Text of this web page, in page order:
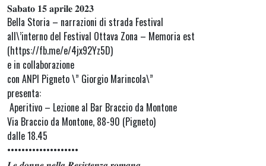
𝐒𝐚𝐛𝐚𝐭𝐨 𝟏𝟓 𝐚𝐩𝐫𝐢𝐥𝐞 𝟐𝟎𝟐𝟑
Bella Storia – narrazioni di strada Festival
all\’interno del Festival Ottava Zona – Memoria est
(https://fb.me/e/4jx92Yz5D)
e in collaborazione
con ANPI Pigneto \” Giorgio Marincola\”
presenta:
Aperitivo – Lezione al Bar Braccio da Montone
Via Braccio da Montone, 88-90 (Pigneto)
dalle 18.45
••••••••••••••••••••